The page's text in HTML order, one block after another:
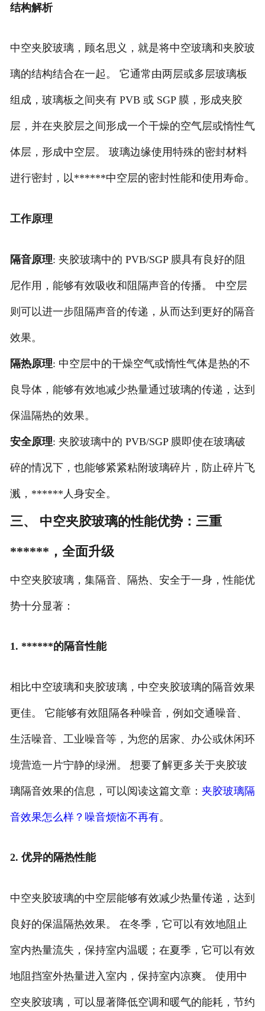
结构解析
中空夹胶玻璃，顾名思义，就是将中空玻璃和夹胶玻
璃的结构结合在一起。 它通常由两层或多层玻璃板
组成，玻璃板之间夹有 PVB 或 SGP 膜，形成夹胶
层，并在夹胶层之间形成一个干燥的空气层或惰性气
体层，形成中空层。 玻璃边缘使用特殊的密封材料
进行密封，以******中空层的密封性能和使用寿命。
工作原理
隔音原理: 夹胶玻璃中的 PVB/SGP 膜具有良好的阻
尼作用，能够有效吸收和阻隔声音的传播。 中空层
则可以进一步阻隔声音的传递，从而达到更好的隔音
效果。
隔热原理: 中空层中的干燥空气或惰性气体是热的不
良导体，能够有效地减少热量通过玻璃的传递，达到
保温隔热的效果。
安全原理: 夹胶玻璃中的 PVB/SGP 膜即使在玻璃破
碎的情况下，也能够紧紧粘附玻璃碎片，防止碎片飞
溅，******人身安全。
三、 中空夹胶玻璃的性能优势：三重
******，全面升级
中空夹胶玻璃，集隔音、隔热、安全于一身，性能优
势十分显著：
1. ******的隔音性能
相比中空玻璃和夹胶玻璃，中空夹胶玻璃的隔音效果
更佳。 它能够有效阻隔各种噪音，例如交通噪音、
生活噪音、工业噪音等，为您的居家、办公或休闲环
境营造一片宁静的绿洲。 想要了解更多关于夹胶玻
璃隔音效果的信息，可以阅读这篇文章： 夹胶玻璃隔
音效果怎么样？噪音烦恼不再有。
2. 优异的隔热性能
中空夹胶玻璃的中空层能够有效减少热量传递，达到
良好的保温隔热效果。 在冬季，它可以有效地阻止
室内热量流失，保持室内温暖；在夏季，它可以有效
地阻挡室外热量进入室内，保持室内凉爽。 使用中
空夹胶玻璃，可以显著降低空调和暖气的能耗，节约